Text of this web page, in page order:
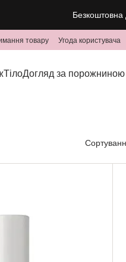
Безкоштовна
товару Угода користувача
ТілоДогляд за порожниною